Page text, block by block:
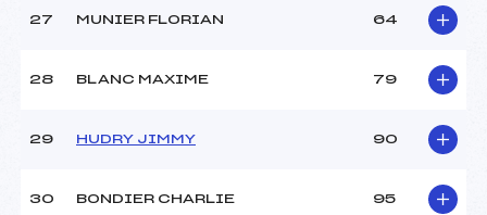
27 MUNIER FLORIAN 64
28 BLANC MAXIME 79
29 HUDRY JIMMY 90
30 BONDIER CHARLIE 95